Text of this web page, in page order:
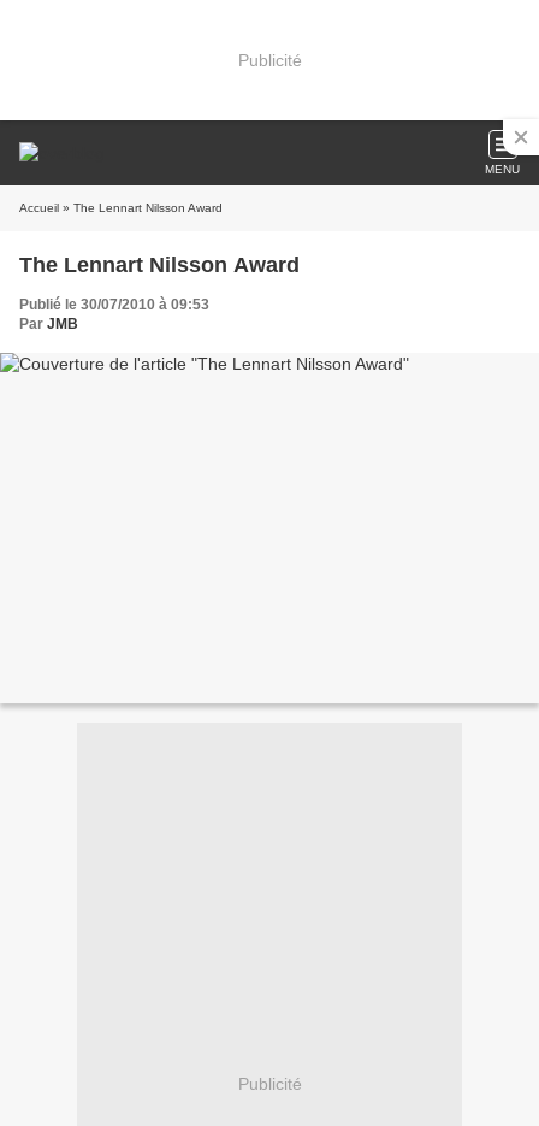
Publicité
MENU
Accueil » The Lennart Nilsson Award
The Lennart Nilsson Award
Publié le 30/07/2010 à 09:53
Par JMB
Publicité